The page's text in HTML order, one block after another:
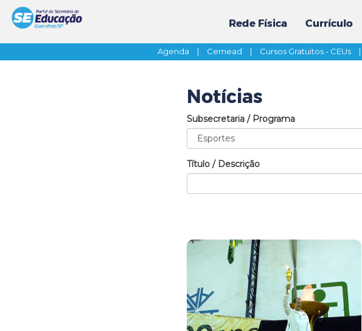
Rede Física Currículo
Agenda | Cemead | Cursos Gratuitos - CEUs |
Notícias
Subsecretaria / Programa
Título / Descrição